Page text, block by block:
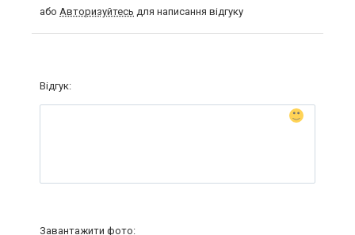
або Авторизуйтесь для написання відгуку
Відгук:
Завантажити фото: